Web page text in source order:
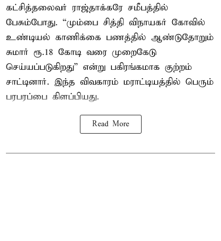
கட்சித்தலைவர் ராஜ்தாக்கரே சமீபத்தில்
பேசும்போது. “மும்பை சித்தி விநாயகர் கோவில்
உண்டியல் காணிக்கை பணத்தில் ஆண்டுதோறும்
சுமார் ரூ.18 கோடி வரை முறைகேடு
செய்யப்படுகிறது” என்று பகிரங்கமாக குற்றம்
சாட்டினார். இந்த விவகாரம் மராட்டியத்தில் பெரும்
பரபரப்பை கிளப்பியது.
Read More